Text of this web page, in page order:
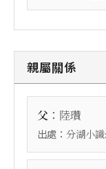
親屬關係
父 ： 陸瓚
出處： 分湖小